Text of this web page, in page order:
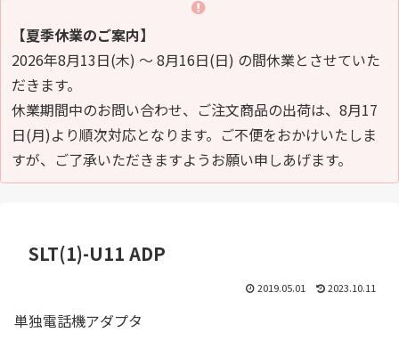
【夏季休業のご案内】
2026年8月13日(木) ～ 8月16日(日) の間休業とさせていた
だきます。
休業期間中のお問い合わせ、ご注文商品の出荷は、8月17
日(月)より順次対応となります。ご不便をおかけいたしま
すが、ご了承いただきますようお願い申しあげます。
SLT(1)-U11 ADP
2019.05.01 2023.10.11
単独電話機アダプタ